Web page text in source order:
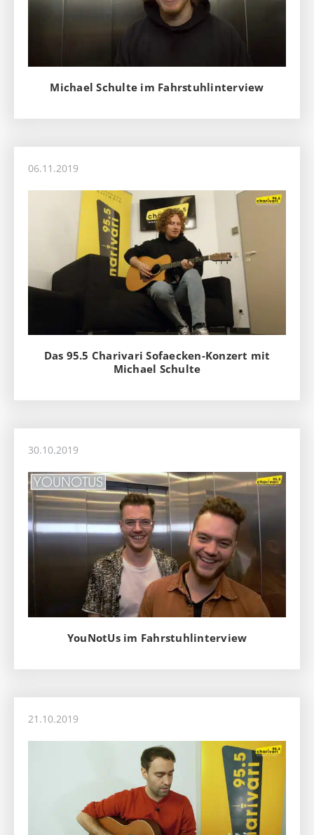
Michael Schulte im Fahrstuhlinterview
06.11.2019
Das 95.5 Charivari Sofaecken-Konzert mit
Michael Schulte
30.10.2019
YouNotUs im Fahrstuhlinterview
21.10.2019